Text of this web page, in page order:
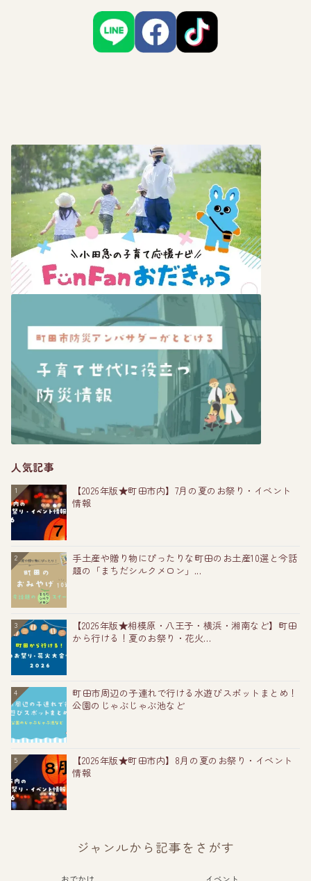
人気記事
1
【2026年版★町田市内】7月の夏のお祭り・イベント
情報
2
手土産や贈り物にぴったりな町田のお土産10選と今話
題の「まちだシルクメロン」...
3
【2026年版★相模原・八王子・横浜・湘南など】町田
から行ける！夏のお祭り・花火...
4
町田市周辺の子連れで行ける水遊びスポットまとめ！
公園のじゃぶじゃぶ池など
5
【2026年版★町田市内】8月の夏のお祭り・イベント
情報
ジャンルから記事をさがす
おでかけ
イベント